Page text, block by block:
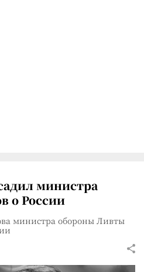
министра
о России
министра обороны Ливты